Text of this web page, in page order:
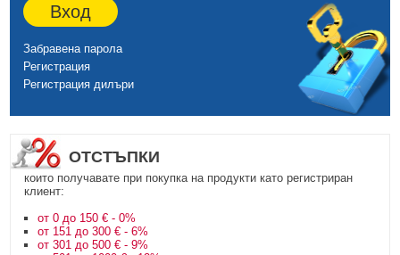
Вход
Забравена парола
Регистрация
Регистрация дилъри
ОТСТЪПКИ
които получавате при покупка на продукти като регистриран
клиент:
от 0 до 150 € - 0%
от 151 до 300 € - 6%
от 301 до 500 € - 9%